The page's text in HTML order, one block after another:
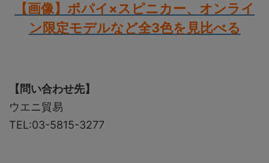
【画像】ポパイ×スピニカー、オンライ
ン限定モデルなど全3色を見比べる
【問い合わせ先】
ウエニ貿易
TEL:03-5815-3277